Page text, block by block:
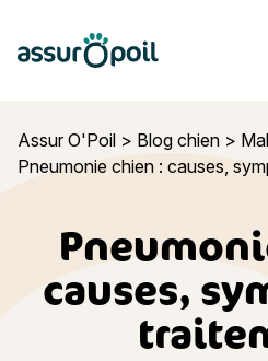
Assur O'Poil
Assur O'Poil > Blog chien >
Pneumonie chien : causes,
causes,